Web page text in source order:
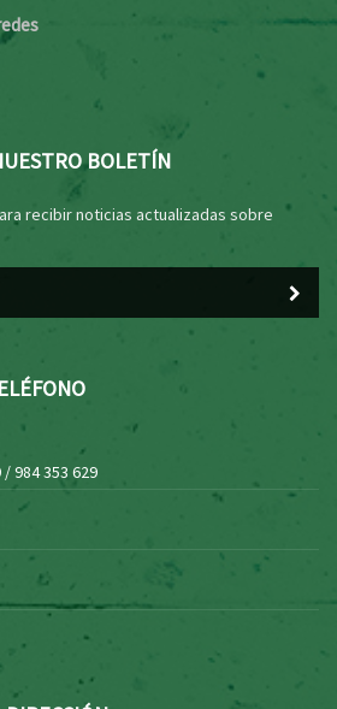
BOLETÍN
recibir noticias actualizadas sobre
/ 984 353 629